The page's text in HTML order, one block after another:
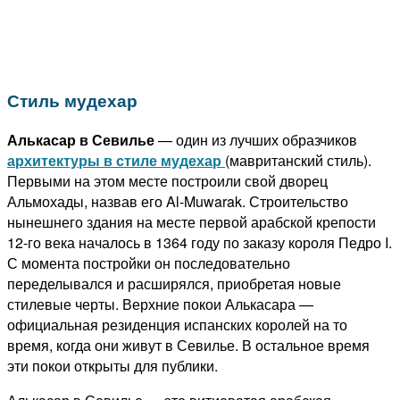
Стиль мудехар
Алькасар в Севилье— один из лучших образчиков
архитектуры в стиле мудехар (мавританский стиль).
Первыми на этом месте построили свой дворец
Альмохады, назвав его Al-Muwarak. Строительство
нынешнего здания на месте первой арабской крепости
12-го века началось в 1364 году по заказу короля Педро I.
С момента постройки он последовательно
переделывался и расширялся, приобретая новые
стилевые черты. Верхние покои Алькасара —
официальная резиденция испанских королей на то
время, когда они живут в Севилье. В остальное время
эти покои открыты для публики.